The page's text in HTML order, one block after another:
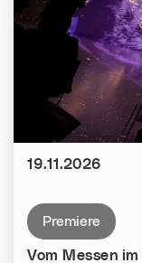
premiere
Vom Messen
Datum:
19.11.2026